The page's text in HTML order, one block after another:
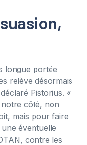
longue portée
relève désormais
Pistorius. «
notre côté, non
mais pour faire
éventuelle
contre les